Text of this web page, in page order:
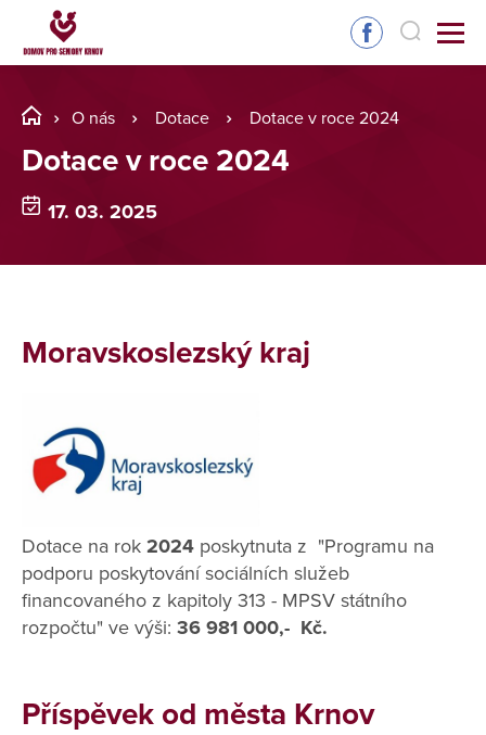
O nás Dotace Dotace v roce 2024
Dotace v roce 2024
17. 03. 2025
Moravskoslezský kraj
Dotace na rok 2024 poskytnuta z "Programu na
podporu poskytování sociálních služeb
financovaného z kapitoly 313 - MPSV státního
rozpočtu" ve výši: 36 981 000,- Kč.
Příspěvek od města Krnov